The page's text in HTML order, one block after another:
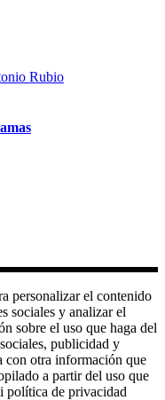
personalizar el contenido
sociales y analizar el
sobre el uso que haga del
publicidad y
con otra información que
a partir del uso que
política de privacidad